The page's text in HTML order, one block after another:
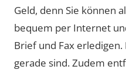
Geld, denn Sie können
bequem per Internet
Brief und Fax erledigen.
gerade sind. Zudem